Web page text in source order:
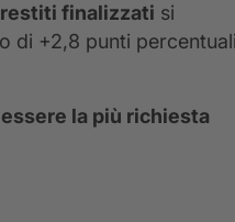
finalizzati si
di +2,8 punti
la più richiesta